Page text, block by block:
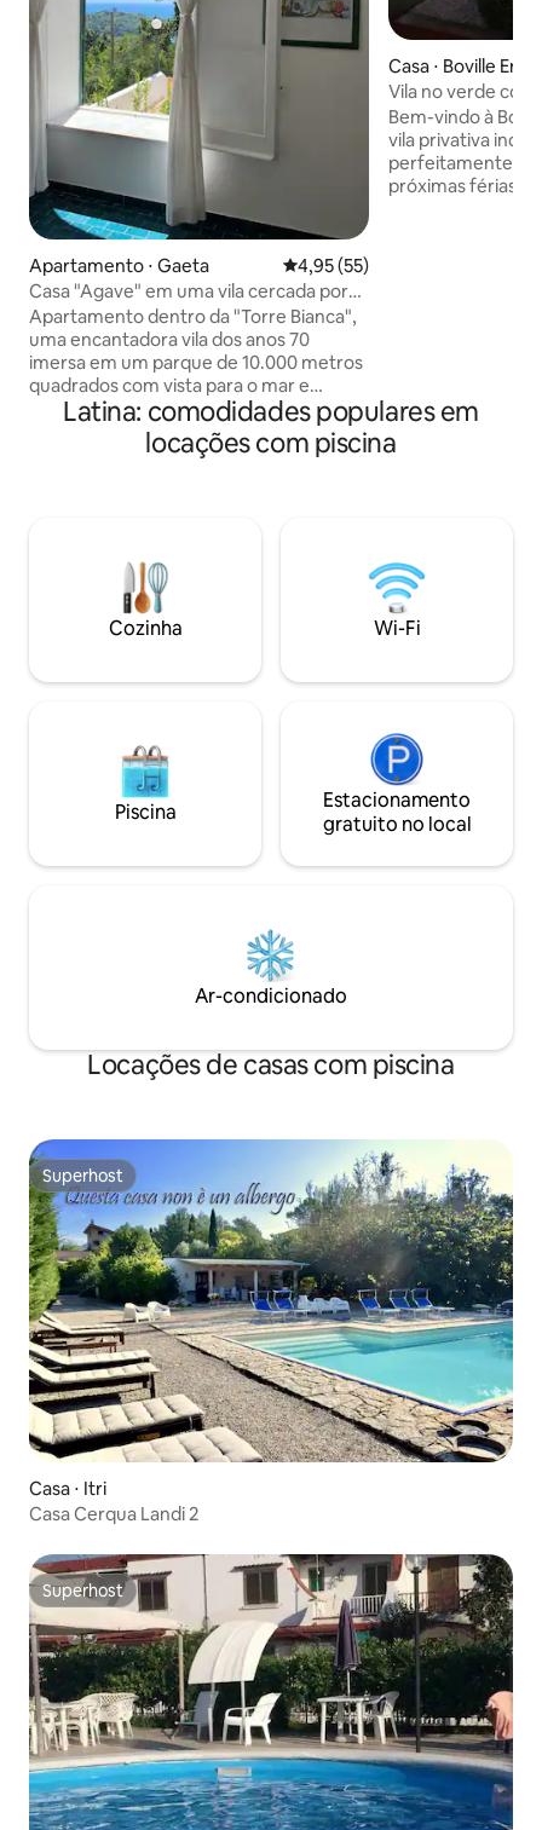
Apartamento ⋅ Gaeta 4,95 de uma avaliação média
4,95 (55)
Casa "Agave" em uma vila cercada por
vegetação
Apartamento dentro da "Torre Bianca",
uma encantadora vila dos anos 70
imersa em um parque de 10.000 metros
quadrados com vista para o mar e
dividida em 3 unidades habitacionais, em
um ambiente tranquilo, mas não isolado.
A moradia está localizada na colina acima
independente e vaga de
estacionamento reservada, tem uma
área externa ampla e panorâmica com
uma pequena piscina para uso exclusivo.
Casa ⋅ Boville
Vila no verde
hidromassagem
Bem-vindo à
vila privativa
perfeitamente
próximas férias
viajam com
Latina: comodidades populares em
locações com piscina
Cozinha Wi-Fi
Piscina
Estacionamento
gratuito no local
Ar-condicionado
Locações de casas com piscina
Superhost
Superhost
Casa ⋅ Itri
Casa Cerqua Landi 2
Superhost
Superhost